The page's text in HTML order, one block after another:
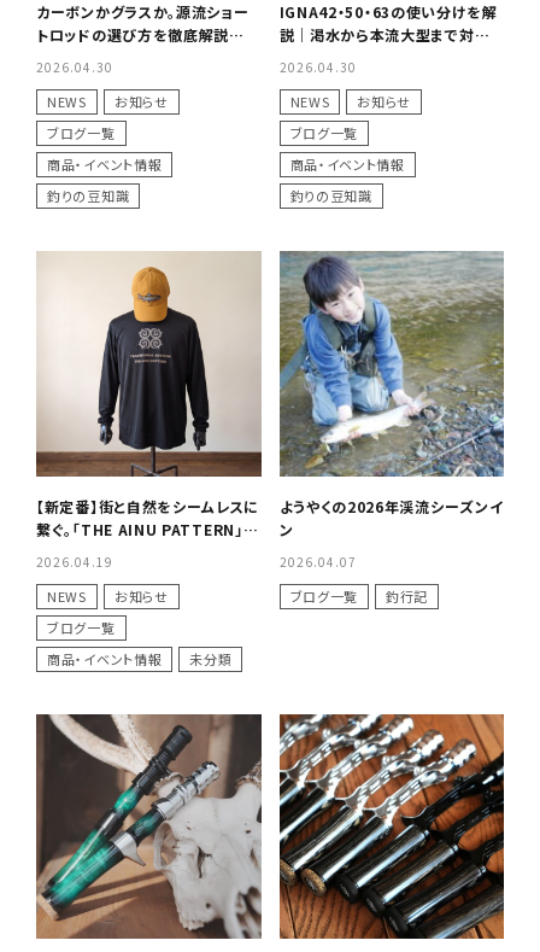
カーボンかグラスか。源流ショー
トロッドの選び方を徹底解説
2026.04.30
NEWS
お知らせ
ブログ一覧
商品・イベント情報
釣りの豆知識
IGNA42・50・63の使い分けを解
説｜渇水から本流大型まで対応す
2026.04.30
NEWS
お知らせ
ブログ一覧
商品・イベント情報
釣りの豆知識
【新定番】街と自然をシームレスに
繋ぐ。「THE AINU PATTERN」T
2026.04.19
NEWS
お知らせ
ブログ一覧
商品・イベント情報
未分類
ようやくの2026年渓流シーズンイ
ン
2026.04.07
ブログ一覧 釣行記